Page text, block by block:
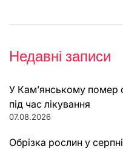
Недавні записи
У Кам’янському помер
під час лікування
07.08.2026
Обрізка рослин у